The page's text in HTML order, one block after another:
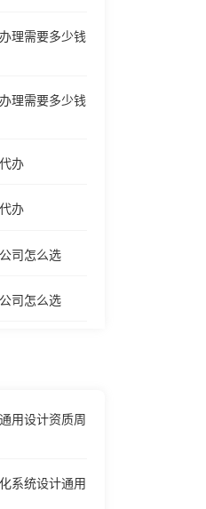
理需要多少钱
理需要多少钱
办
办
司怎么选
司怎么选
用设计资质周
系统设计通用